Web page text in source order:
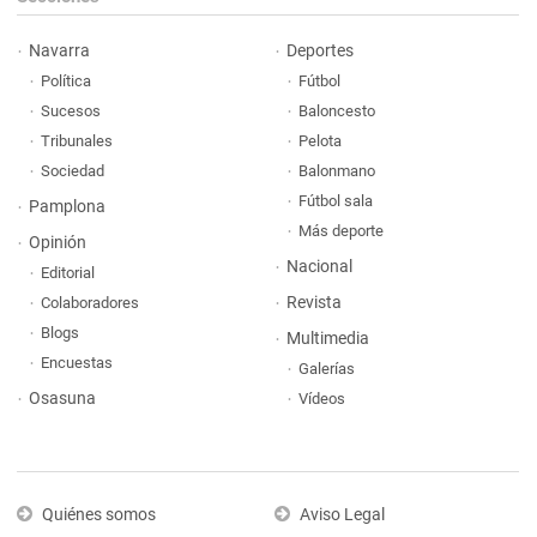
Navarra
Política
Sucesos
Tribunales
Sociedad
Pamplona
Opinión
Editorial
Colaboradores
Blogs
Encuestas
Osasuna
Deportes
Fútbol
Baloncesto
Pelota
Balonmano
Fútbol sala
Más deporte
Nacional
Revista
Multimedia
Galerías
Vídeos
Quiénes somos Aviso Legal